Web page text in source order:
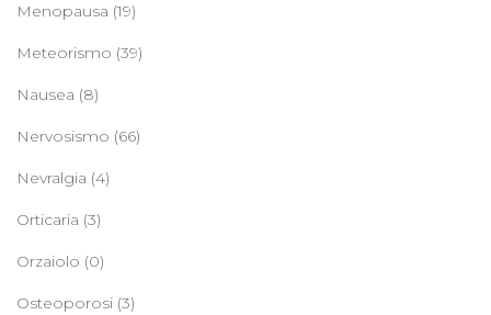
Menopausa (19)
Meteorismo (39)
Nausea (8)
Nervosismo (66)
Nevralgia (4)
Orticaria (3)
Orzaiolo (0)
Osteoporosi (3)